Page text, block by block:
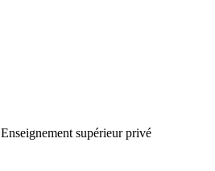
Enseignement supérieur privé